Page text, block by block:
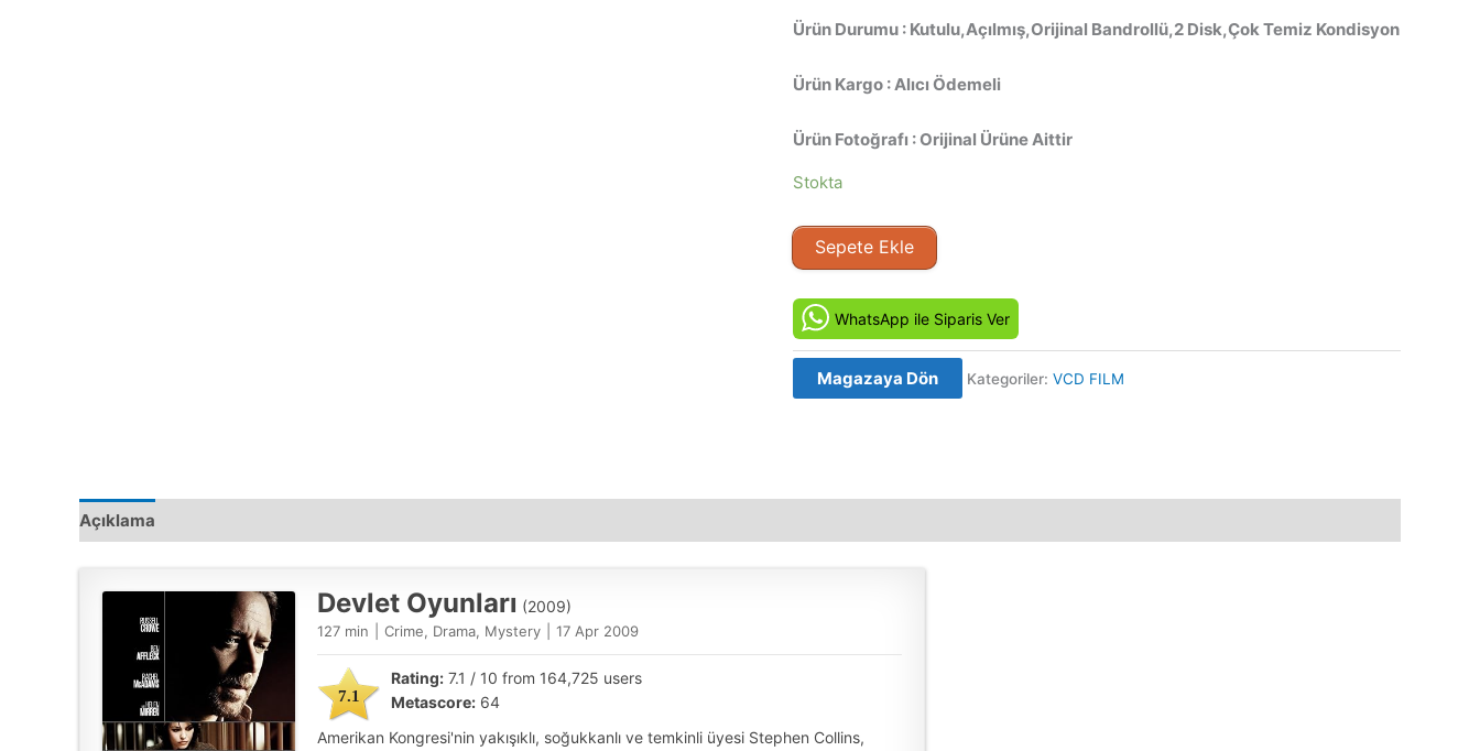
Ürün Durumu : Kutulu,Açılmış,Orijinal Bandrollü,2 Disk,Çok Temiz Kondisyon
Ürün Kargo : Alıcı Ödemeli
Ürün Fotoğrafı : Orijinal Ürüne Aittir
Stokta
Devlet
Oyunları
State
of
Play
(2009)
Satış
Sepete Ekle
WhatsApp ile Siparis Ver
Magazaya Dön Kategoriler: VCD FILM
Açıklama
Devlet Oyunları (2009)
127 min Crime, Drama, Mystery 17 Apr 2009
7.1
Rating: 7.1 / 10 from 164,725 users
Metascore: 64
Amerikan Kongresi'nin yakışıklı, soğukkanlı ve temkinli üyesi Stephen Collins,